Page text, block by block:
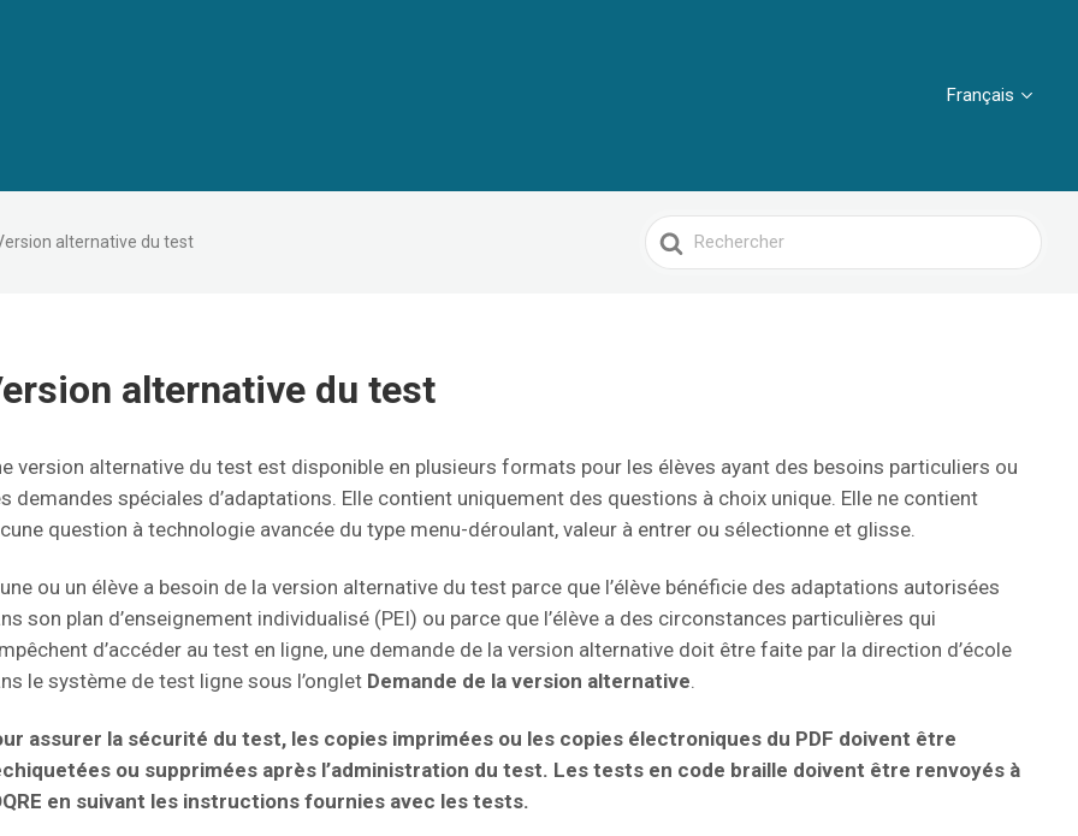
Français
alternative du test
Search
For
alternative du test
version alternative du test est disponible en plusieurs formats pour les élèves ayant des besoins particuliers ou
demandes spéciales d’adaptations. Elle contient uniquement des questions à choix unique. Elle ne contient
question à technologie avancée du type menu-déroulant, valeur à entrer ou sélectionne et glisse.
ou un élève a besoin de la version alternative du test parce que l’élève bénéficie des adaptations autorisées
son plan d’enseignement individualisé (PEI) ou parce que l’élève a des circonstances particulières qui
d’accéder au test en ligne, une demande de la version alternative doit être faite par la direction d’école
le système de test ligne sous l’onglet Demande de la version alternative.
assurer la sécurité du test, les copies imprimées ou les copies électroniques du PDF doivent être
ou supprimées après l’administration du test. Les tests en code braille doivent être renvoyés à
en suivant les instructions fournies avec les tests.